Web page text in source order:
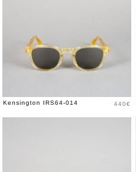
Kensington IRS64-014 Prix
440€